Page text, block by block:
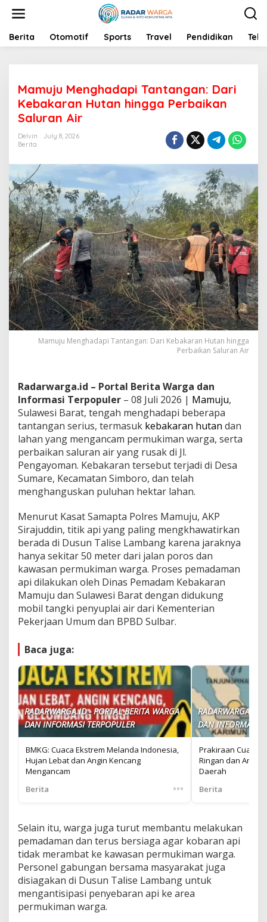
t
Berita Otomotif Sports Travel Pendidikan
Mamuju Menghadapi Tantangan: Dari
Kebakaran Hutan hingga Perbaikan
Saluran Air
Delvin
July 8, 2026
Berita
Mamuju Menghadapi Tantangan: Dari Kebakaran Hutan hingga
Perbaikan Saluran Air
Radarwarga.id – Portal Berita Warga dan
Informasi Terpopuler – 08 Juli 2026 | Mamuju,
Sulawesi Barat, tengah menghadapi beberapa
tantangan serius, termasuk kebakaran hutan dan
lahan yang mengancam permukiman warga, serta
perbaikan saluran air yang rusak di Jl.
Pengayoman. Kebakaran tersebut terjadi di Desa
Sumare, Kecamatan Simboro, dan telah
menghanguskan puluhan hektar lahan.
Menurut Kasat Samapta Polres Mamuju, AKP
Sirajuddin, titik api yang paling mengkhawatirkan
berada di Dusun Talise Lambang karena jaraknya
hanya sekitar 50 meter dari jalan poros dan
kawasan permukiman warga. Proses pemadaman
api dilakukan oleh Dinas Pemadam Kebakaran
Mamuju dan Sulawesi Barat dengan didukung
mobil tangki penyuplai air dari Kementerian
Pekerjaan Umum dan BPBD Sulbar.
Baca juga:
RADARWARGA.ID - PORTAL BERITA WARGA
DAN INFORMASI TERPOPULER
BMKG: Cuaca Ekstrem Melanda Indonesia,
Hujan Lebat dan Angin Kencang
Mengancam
Berita
•••
RADARWARGA.ID
DAN INFORMASI
Prakiraan Cuaca
Ringan dan Angin
Daerah
Berita
Selain itu, warga juga turut membantu melakukan
pemadaman dan terus bersiaga agar kobaran api
tidak merambat ke kawasan permukiman warga.
Personel gabungan bersama masyarakat juga
disiagakan di Dusun Talise Lambang untuk
mengantisipasi penyebaran api ke area
permukiman warga.